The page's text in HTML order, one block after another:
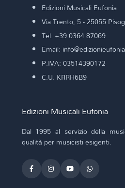
Edizioni Musicali Eufonia
Via Trento, 5 - 25055
Tel: +39 0364 87069
Email:
P.IVA: 03514390172
C.U. KRRH6B9
Edizioni Musicali Eufonia
Dal 1995 al servizio della
qualità per musicisti esigenti.